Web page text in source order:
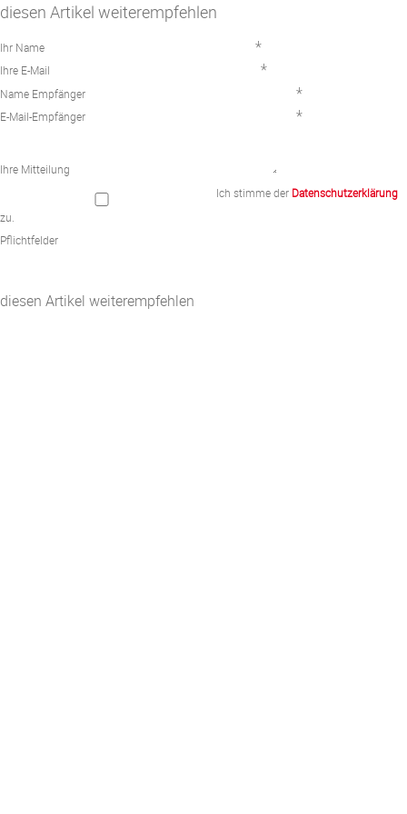
diesen Artikel weiterempfehlen
Ihr Name *
Ihre E-Mail *
Name Empfänger *
E-Mail-Empfänger *
Ihre Mitteilung
Ich stimme der Datenschutzerklärung
zu.
Pflichtfelder
diesen Artikel weiterempfehlen